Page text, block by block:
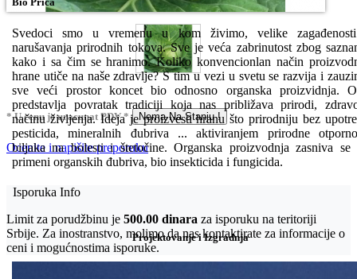
Svedoci smo u vremenu u kom živimo, velike
narušavanja prirodnih tokova. Sve je veća zabrinutost zbog
kako i sa čim se hranimo. Koliko konvencionlan način
hrane utiče na naše zdravlje? S tim u vezi u svetu se razvija i
sve veći prostor koncet bio odnosno organska proizvidnja.
predstavlja povratak tradiciji koja nas približava prirodi,
načinu življenja. Ideja je proizvesti hranu što prirodniju bez
pesticida, mineralnih đubriva ... aktiviranjem prirodne
biljaka na bolesti i štetočine. Organska proizvodnja zasniva se
primeni organskih đubriva, bio insekticida i fungicida.
Projektovanje i Izgradnja
* U cenu je uracunat PDV * Nema Na Stanju !
Ocenite i napišite preporuku
Isporuka Info
Limit za porudžbinu je 500.00 dinara za isporuku na teritoriji
Srbije. Za inostranstvo, molimo da nas kontaktirate za informacije o
ceni i mogućnostima isporuke.